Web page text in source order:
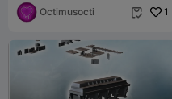
Octimusocti  1